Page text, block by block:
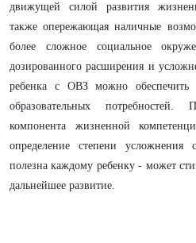
движущей силой развития
также опережающая наличные
более сложное социальное
дозированного расширения и
ребенка с ОВЗ можно обеспечить
образовательных потребностей.
компонента жизненной
определение степени усложнения
полезна каждому ребенку - может
дальнейшее развитие.